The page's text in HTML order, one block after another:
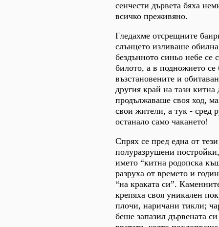
сенчести дървета бяха
всичко преживяно.
Гледахме отсрещните
слънцето изливаше
бездънното синьо небе се
билото, а в подножието се
възстановените и
другия край на тази
продължаваше своя ход,
свои жители, а тук - сред
останало само чакането!
Спрях се пред една от
полуразрушени
името “китна родопска
разруха от времето и
“на краката си”.
крепяха своя уникален
плочи, наричани тикли;
беше запазил дървената